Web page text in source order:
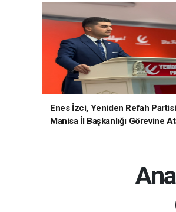
Enes İzci, Yeniden Refah Partisi
Manisa İl Başkanlığı Görevine